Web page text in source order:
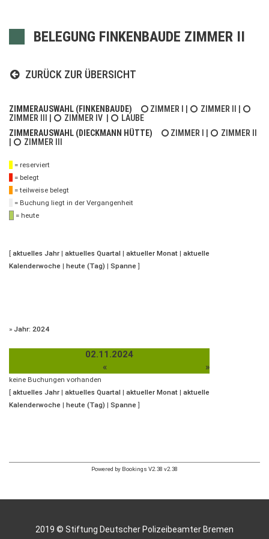
BELEGUNG FINKENBAUDE ZIMMER II
ZURÜCK ZUR ÜBERSICHT
ZIMMERAUSWAHL (FINKENBAUDE) ZIMMER I ZIMMER II
ZIMMER III
ZIMMER IV
LAUBE
ZIMMERAUSWAHL (DIECKMANN HÜTTE)
ZIMMER I
ZIMMER II
ZIMMER III
= reserviert
= belegt
= teilweise belegt
= Buchung liegt in der Vergangenheit
= heute
[ aktuelles Jahr | aktuelles Quartal | aktueller Monat | aktuelle
Kalenderwoche | heute (Tag) | Spanne ]
» Jahr: 2024
02.11.2024
«
»
keine Buchungen vorhanden
[ aktuelles Jahr | aktuelles Quartal | aktueller Monat | aktuelle
Kalenderwoche | heute (Tag) | Spanne ]
Powered by Bookings V2.38 v2.38
2019 © Stiftung Deutscher Polizeibeamter Bremen